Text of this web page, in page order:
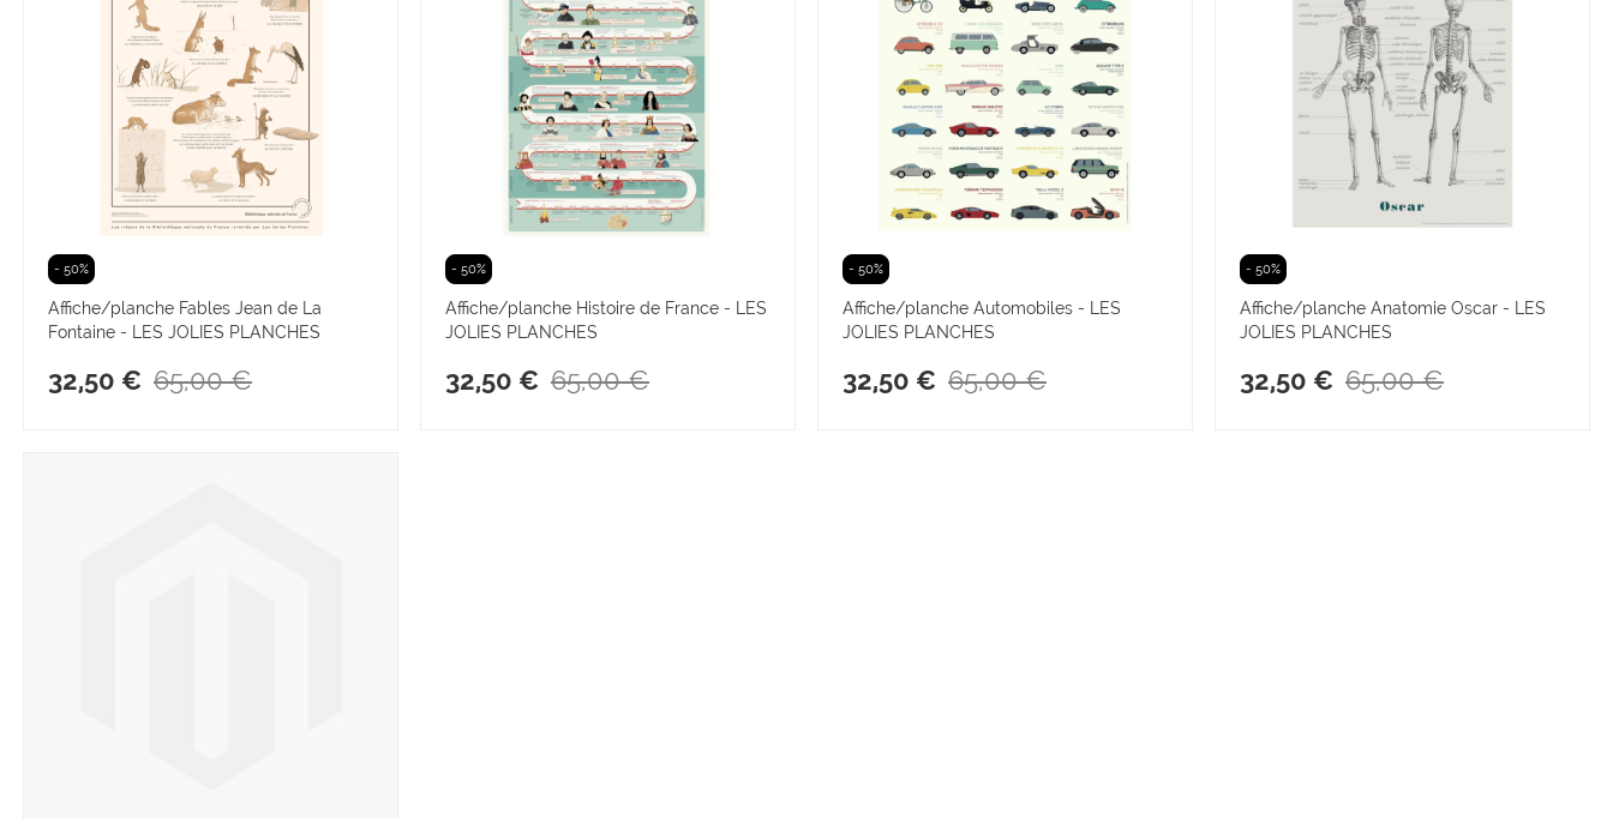
- 50%
Affiche/planche Fables Jean de La
Fontaine - LES JOLIES PLANCHES
32,50 € 65,00 €
- 50%
Affiche/planche Histoire de France - LES
JOLIES PLANCHES
32,50 € 65,00 €
- 50%
Affiche/planche Automobiles - LES
JOLIES PLANCHES
32,50 € 65,00 €
- 50%
Affiche/planche Anatomie Oscar - LES
JOLIES PLANCHES
32,50 € 65,00 €